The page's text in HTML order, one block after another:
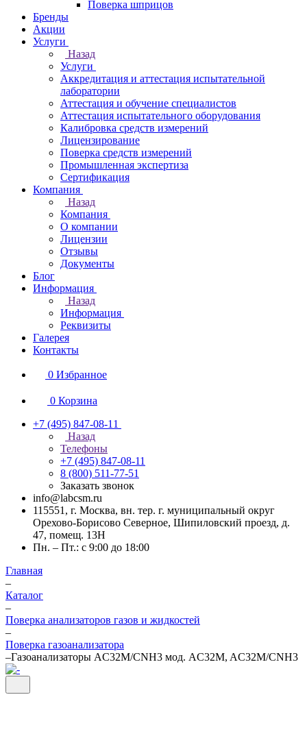
Поверка шприцов
Бренды
Акции
Услуги
Назад
Услуги
Аккредитация и аттестация испытательной
лаборатории
Аттестация и обучение специалистов
Аттестация испытательного оборудования
Калибровка средств измерений
Лицензирование
Поверка средств измерений
Промышленная экспертиза
Сертификация
Компания
Назад
Компания
О компании
Лицензии
Отзывы
Документы
Блог
Информация
Назад
Информация
Реквизиты
Галерея
Контакты
0 Избранное
0 Корзина
+7 (495) 847-08-11
Назад
Телефоны
+7 (495) 847-08-11
8 (800) 511-77-51
Заказать звонок
info@labcsm.ru
115551, г. Москва, вн. тер. г. муниципальный округ
Орехово-Борисово Северное, Шипиловский проезд, д.
47, помещ. 13Н
Пн. – Пт.: с 9:00 до 18:00
Главная
–
Каталог
–
Поверка анализаторов газов и жидкостей
–
Поверка газоанализатора
–Газоанализаторы AC32M/CNH3 мод. AC32M, AC32M/CNH3